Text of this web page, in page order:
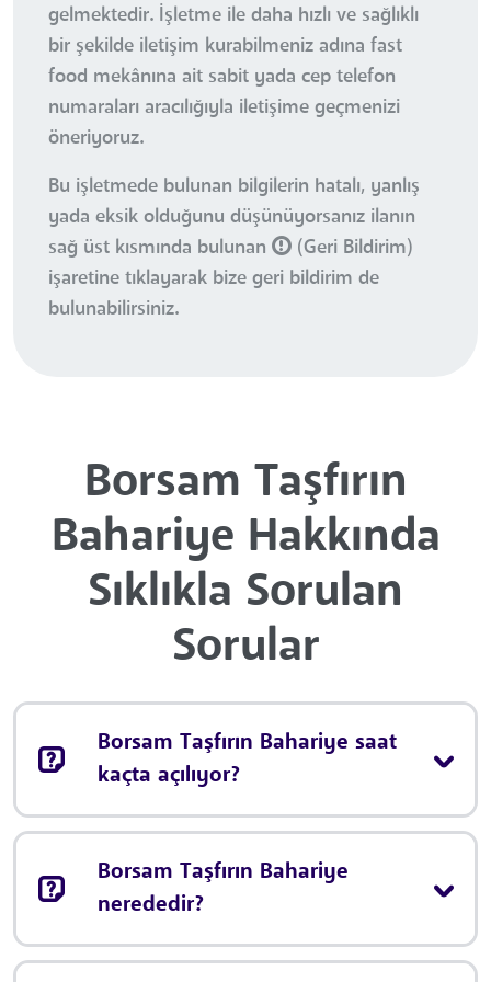
gelmektedir. İşletme ile daha hızlı ve sağlıklı
bir şekilde iletişim kurabilmeniz adına fast
food mekânına ait sabit yada cep telefon
numaraları aracılığıyla iletişime geçmenizi
öneriyoruz.
Bu işletmede bulunan bilgilerin hatalı, yanlış
yada eksik olduğunu düşünüyorsanız ilanın
sağ üst kısmında bulunan
(Geri Bildirim)
işaretine tıklayarak bize geri bildirim de
bulunabilirsiniz.
Borsam Taşfırın
Bahariye Hakkında
Sıklıkla Sorulan
Sorular
Borsam Taşfırın Bahariye saat
kaçta açılıyor?
Borsam Taşfırın Bahariye
nerededir?